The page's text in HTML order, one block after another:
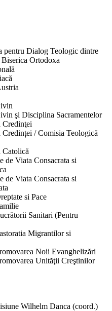
pentru Dialog Teologic dintre
Ortodoxa
şi Disciplina Sacramentelor
Credinţei
/ Comisia Teologică
Catolică
de Viata Consacrata si
de Viata Consacrata si
si Pace
Sanitari (Pentru
Migrantilor si
Noii Evanghelizări
Unităţii Creştinilor
Wilhelm Danca (coord.)